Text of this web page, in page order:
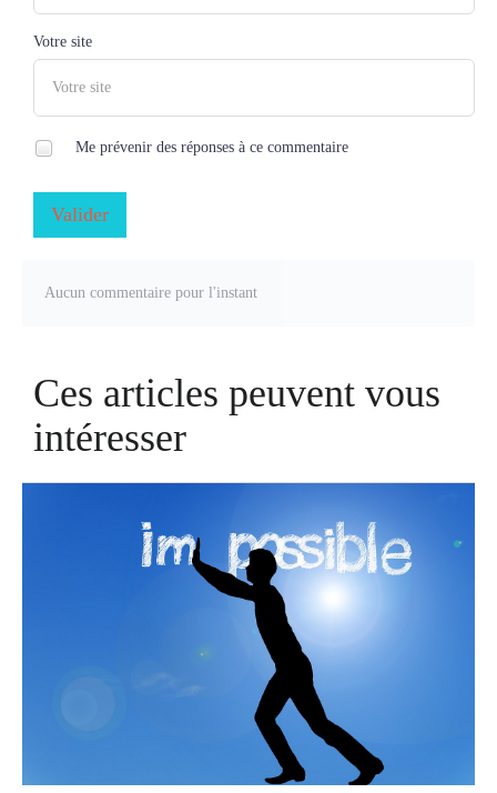
Votre site
Me prévenir des réponses à ce commentaire
Valider
Aucun commentaire pour l'instant
Ces articles peuvent vous
intéresser